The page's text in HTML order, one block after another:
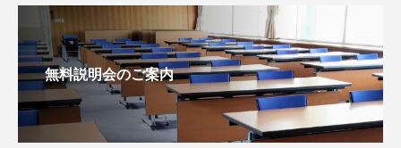
無料説明会のご案内